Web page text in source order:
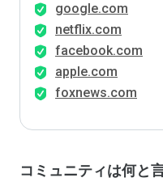
google.com
netflix.com
facebook.com
apple.com
foxnews.com
コミュニティは何と